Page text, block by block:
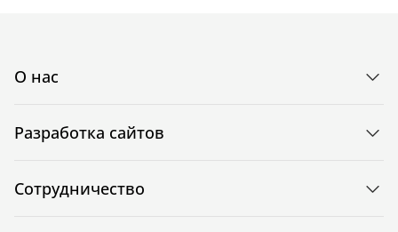
О нас
Разработка сайтов
Сотрудничество